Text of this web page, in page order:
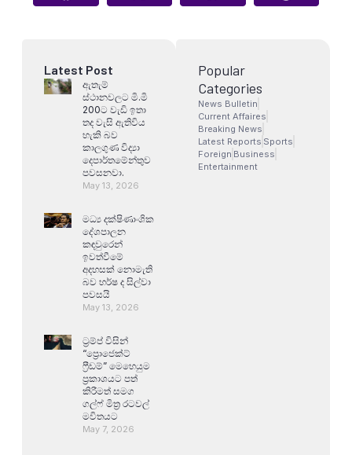
Latest Post
ඇතැම්
ස්ථානවලට මි.මි
200ට වැඩි ඉතා
තද වැසි ඇතිවිය
හැකි බව
කාලගුණ විද්‍යා
දෙපාර්තමේන්තුව
පවසනවා.
May 13, 2026
මධ්‍ය දක්ෂිණාංශික
දේශපාලන
කඳවුරෙන්
ඉවත්වීමේ
අදහසක් නොමැති
බව හර්ෂ ද සිල්වා
පවසයි
May 13, 2026
ට්‍රම්ප් විසින්
“ප්‍රොජෙක්ට්
ෆ්‍රීඩම්” මෙහෙයුම
ප්‍රකාශයට පත්
කිරීමත් සමග
ගල්ෆ් මිත්‍ර රටවල්
මවිතයට
May 7, 2026
Popular
Categories
News Bulletin
Current Affaires
Breaking News
Latest Reports Sports
Foreign Business
Entertainment